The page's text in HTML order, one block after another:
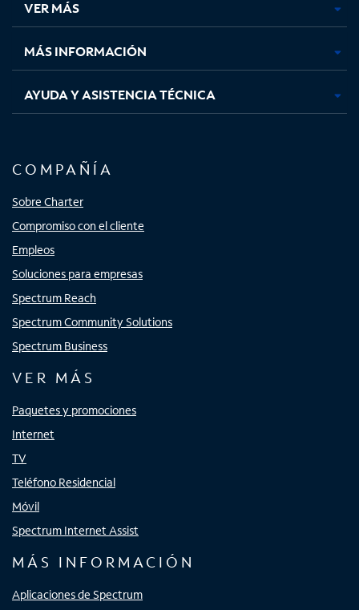
pestaña
nueva
pestaña
nueva
pestaña
nuevanueva
VER MÁS
MÁS INFORMACIÓN
AYUDA Y ASISTENCIA TÉCNICA
COMPAÑÍA
Sobre Charter
Compromiso con el cliente
Empleos
Soluciones para empresas
Spectrum Reach
Spectrum Community Solutions
Spectrum Business
VER MÁS
Paquetes y promociones
Internet
TV
Teléfono Residencial
Móvil
Spectrum Internet Assist
MÁS INFORMACIÓN
Aplicaciones de Spectrum